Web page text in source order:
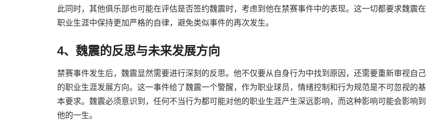
此同时，其他俱乐部也可能在评估是否签约魏震时，考虑到他在禁赛事件中的表现。这一切都要求魏震在
职业生涯中保持更加严格的自律，避免类似事件的再次发生。
4、魏震的反思与未来发展方向
禁赛事件发生后，魏震显然需要进行深刻的反思。他不仅要从自身行为中找到原因，还需要重新审视自己
的职业生涯发展方向。这一事件给了魏震一个警醒，作为职业球员，情绪控制和行为规范是不可忽视的基
本要求。魏震必须意识到，任何不当行为都可能对他的职业生涯产生深远影响，而这种影响可能会影响到
他的一生。